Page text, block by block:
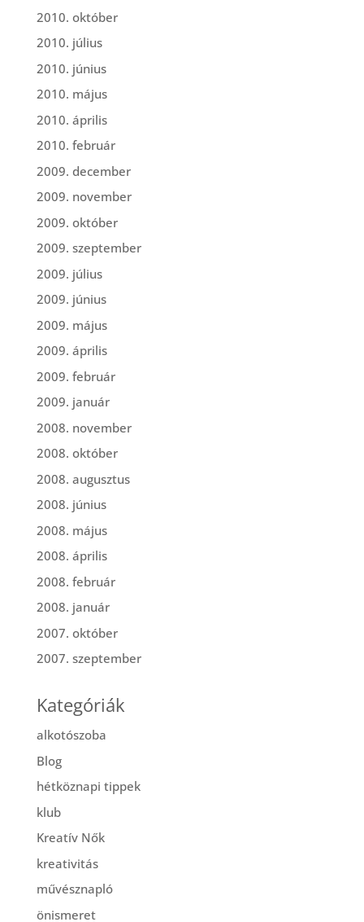
2010. október
2010. július
2010. június
2010. május
2010. április
2010. február
2009. december
2009. november
2009. október
2009. szeptember
2009. július
2009. június
2009. május
2009. április
2009. február
2009. január
2008. november
2008. október
2008. augusztus
2008. június
2008. május
2008. április
2008. február
2008. január
2007. október
2007. szeptember
Kategóriák
alkotószoba
Blog
hétköznapi tippek
klub
Kreatív Nők
kreativitás
művésznapló
önismeret